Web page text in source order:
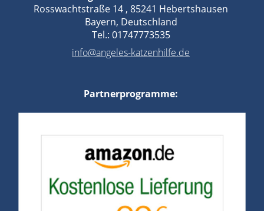
Rosswachtstraße 14 , 85241 Hebertshausen
Bayern, Deutschland
Tel.: 01747773535
info@angeles-katzenhilfe.de
Partnerprogramme: